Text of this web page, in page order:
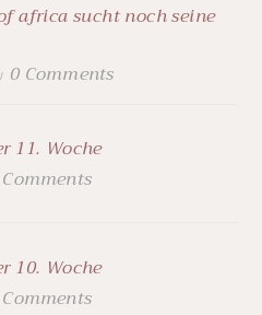
africa sucht noch seine
/ 0 Comments
11. Woche
10. Woche